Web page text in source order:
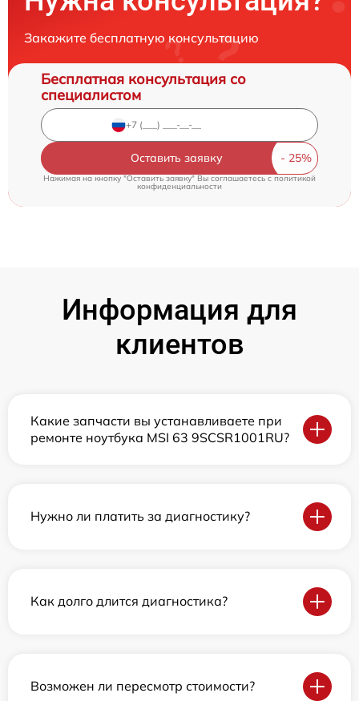
Закажите бесплатную консультацию
Бесплатная консультация со
специалистом
Оставить заявку
Нажимая на кнопку "Оставить заявку" Вы соглашаетесь cполитикой
конфиденциальности
Информация для
клиентов
Какие запчасти вы устанавливаете при
ремонте ноутбука MSI 63 9SCSR1001RU?
Нужно ли платить за диагностику?
Как долго длится диагностика?
Возможен ли пересмотр стоимости?